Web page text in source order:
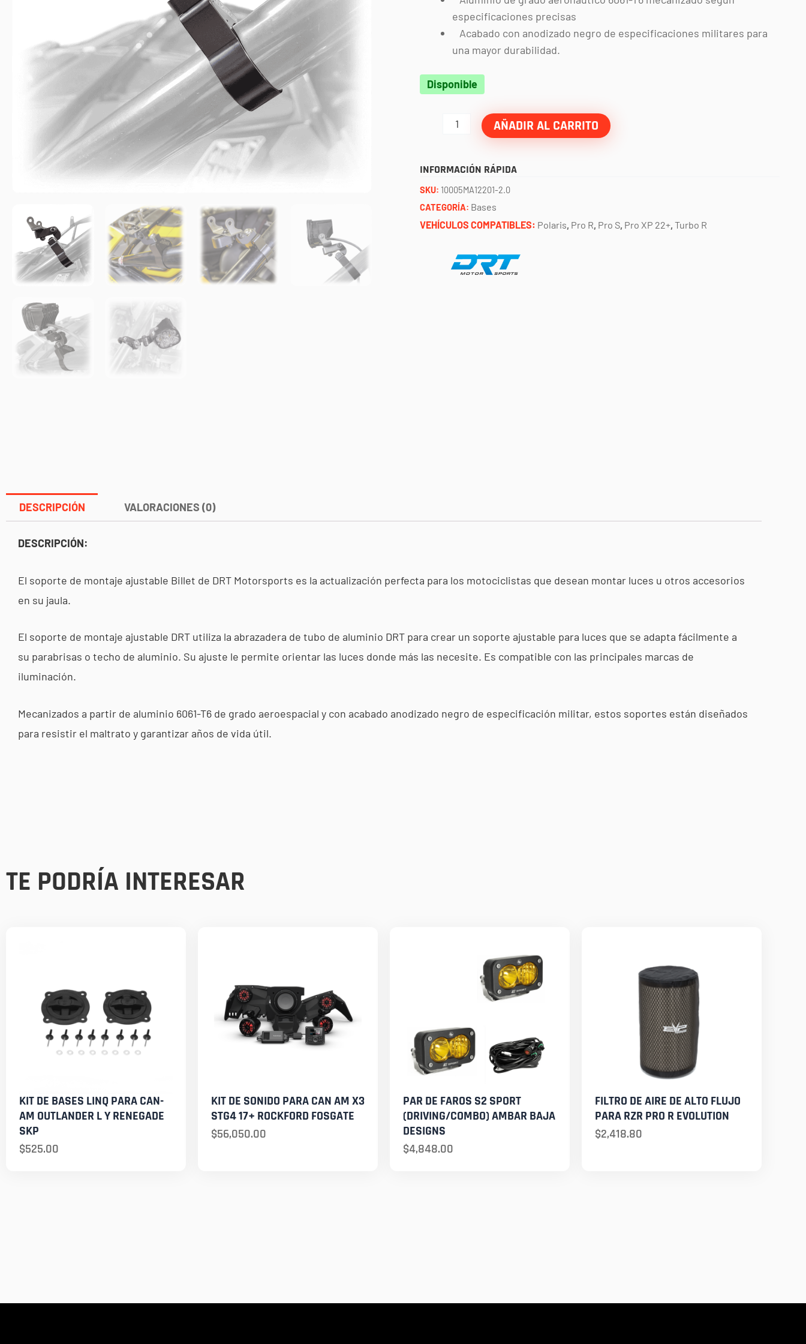
especificaciones precisas
Acabado con anodizado negro de especificaciones militares para
una mayor durabilidad.
Disponible
Base
DRT
cantidad
AÑADIR AL CARRITO
INFORMACIÓN RÁPIDA
SKU: 10005MA12201-2.0
CATEGORÍA: Bases
VEHÍCULOS COMPATIBLES: Polaris, Pro R, Pro S, Pro XP 22+, Turbo R
DESCRIPCIÓN VALORACIONES (0)
DESCRIPCIÓN:
El soporte de montaje ajustable Billet de DRT Motorsports es la actualización perfecta para los motociclistas que desean montar luces u otros accesorios
en su jaula.
El soporte de montaje ajustable DRT utiliza la abrazadera de tubo de aluminio DRT para crear un soporte ajustable para luces que se adapta fácilmente a
su parabrisas o techo de aluminio. Su ajuste le permite orientar las luces donde más las necesite. Es compatible con las principales marcas de
iluminación.
Mecanizados a partir de aluminio 6061-T6 de grado aeroespacial y con acabado anodizado negro de especificación militar, estos soportes están diseñados
para resistir el maltrato y garantizar años de vida útil.
TE PODRÍA INTERESAR
KIT DE BASES LINQ PARA CAN-
AM OUTLANDER L Y RENEGADE
SKP
$525.00
KIT DE SONIDO PARA CAN AM X3
STG4 17+ ROCKFORD FOSGATE
$56,050.00
PAR DE FAROS S2 SPORT
(DRIVING/COMBO) AMBAR BAJA
DESIGNS
$4,848.00
FILTRO DE AIRE DE ALTO FLUJO
PARA RZR PRO R EVOLUTION
$2,418.80